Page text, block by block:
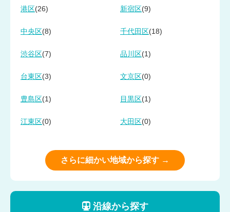
港区 (26) 新宿区 (9)
中央区 (8) 千代田区 (18)
渋谷区 (7) 品川区 (1)
台東区 (3) 文京区 (0)
豊島区 (1) 目黒区 (1)
江東区 (0) 大田区 (0)
さらに細かい地域から探す →
沿線から探す